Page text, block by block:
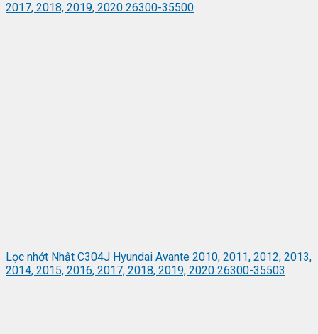
2017, 2018, 2019, 2020 26300-35500
Lọc nhớt Nhật C304J Hyundai Avante 2010, 2011, 2012, 2013,
2014, 2015, 2016, 2017, 2018, 2019, 2020 26300-35503